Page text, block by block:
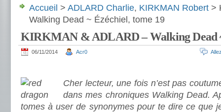
Accueil > ADLARD Charlie, KIRKMAN Robert >
Walking Dead ~ Ézéchiel, tome 19
KIRKMAN & ADLARD – Walking Dead
06/11/2014 Acr0
Cher lecteur, une fois n’est pas
dans mes chroniques Walking Dead.
tomes à user de synonymes pour te dire ce que